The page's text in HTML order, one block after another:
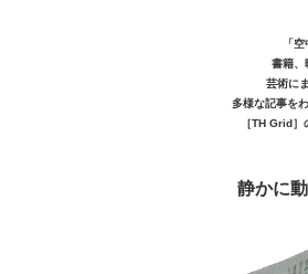
「
書籍、
芸術に
多様な記事を
［TH Grid
静かに